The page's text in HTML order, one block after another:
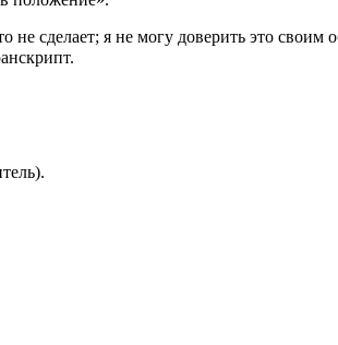
сделает; я не могу доверить это своим